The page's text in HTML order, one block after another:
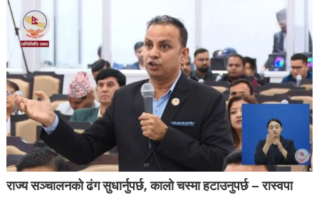
राज्य सञ्चालनको ढंग सुधार्नुपर्छ, कालो चस्मा हटाउनुपर्छ – रास्वपा